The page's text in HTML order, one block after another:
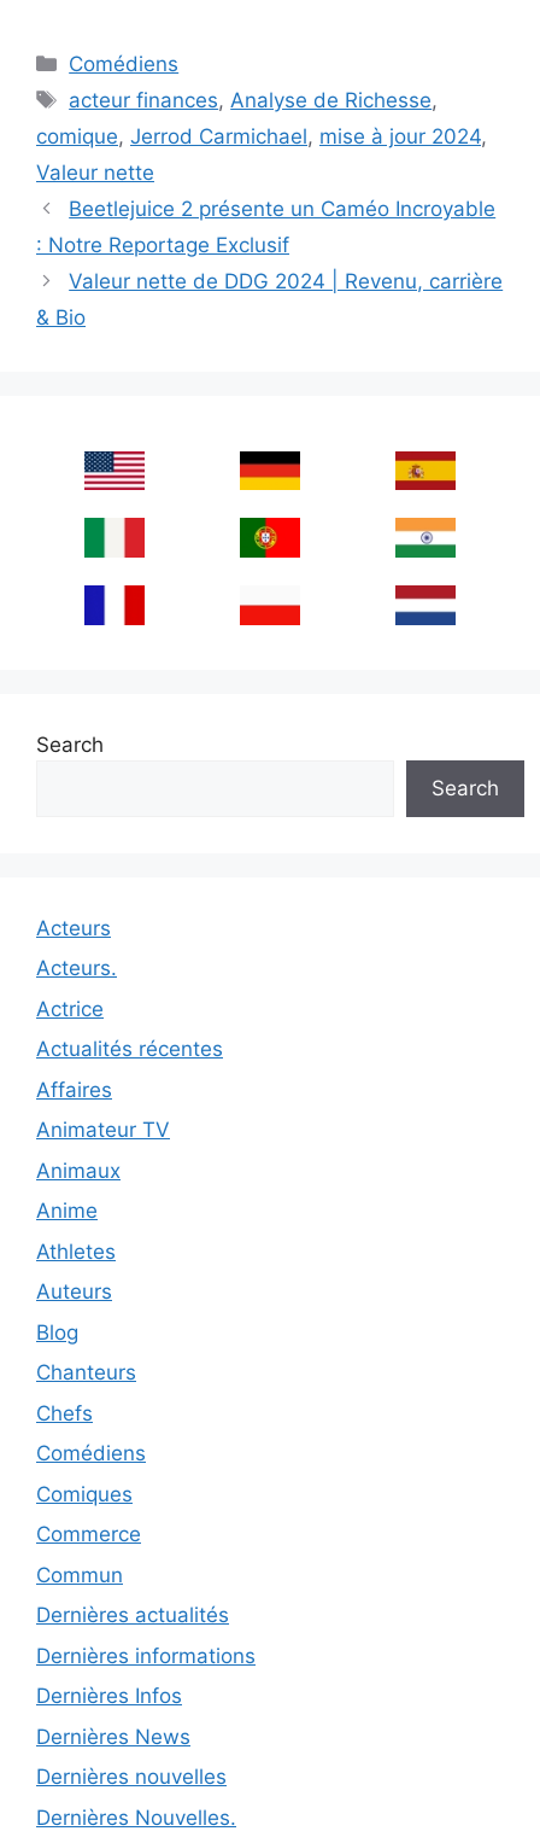
Categories
Comédiens
Tags
acteur finances, Analyse de Richesse,
comique, Jerrod Carmichael, mise à jour 2024,
Valeur nette
Beetlejuice 2 présente un Caméo Incroyable
: Notre Reportage Exclusif
Valeur nette de DDG 2024 | Revenu, carrière
& Bio
Search
Search
Acteurs
Acteurs.
Actrice
Actualités récentes
Affaires
Animateur TV
Animaux
Anime
Athletes
Auteurs
Blog
Chanteurs
Chefs
Comédiens
Comiques
Commerce
Commun
Dernières actualités
Dernières informations
Dernières Infos
Dernières News
Dernières nouvelles
Dernières Nouvelles.